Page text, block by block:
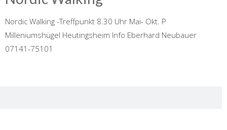
Nordic Walking -Treffpunkt 8.30 Uhr Mai- Okt. P
Milleniumshügel Heutingsheim Info Eberhard Neubauer
07141-75101